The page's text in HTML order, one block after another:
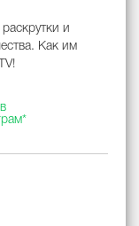
и
Как им